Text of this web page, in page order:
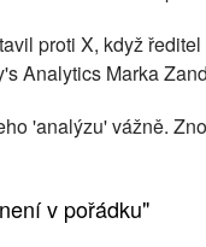
proti X, když
Analytics Marka
'analýzu' vážně.
v pořádku"